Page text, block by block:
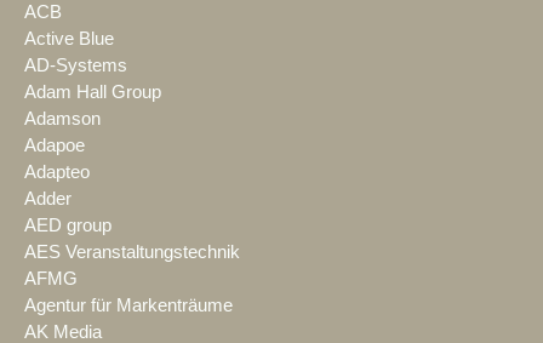
ACB
Active Blue
AD-Systems
Adam Hall Group
Adamson
Adapoe
Adapteo
Adder
AED group
AES Veranstaltungstechnik
AFMG
Agentur für Markenträume
AK Media